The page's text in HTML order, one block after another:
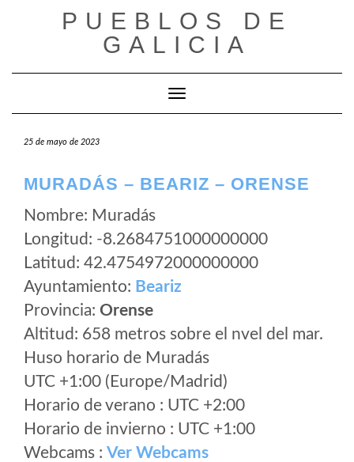
PUEBLOS DE
GALICIA
Cambiar modo de navegación
25 de mayo de 2023
MURADÁS – BEARIZ – ORENSE
Nombre: Muradás
Longitud: -8.2684751000000000
Latitud: 42.4754972000000000
Ayuntamiento: Beariz
Provincia: Orense
Altitud: 658 metros sobre el nvel del mar.
Huso horario de Muradás
UTC +1:00 (Europe/Madrid)
Horario de verano : UTC +2:00
Horario de invierno : UTC +1:00
Webcams : Ver Webcams